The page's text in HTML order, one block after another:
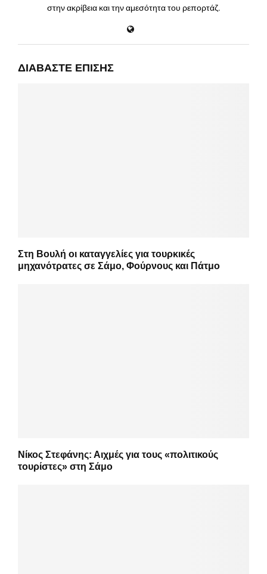
στην ακρίβεια και την αμεσότητα του ρεπορτάζ.
ΔΙΑΒΆΣΤΕ ΕΠΊΣΗΣ
Στη Βουλή οι καταγγελίες για τουρκικές
μηχανότρατες σε Σάμο, Φούρνους και Πάτμο
Νίκος Στεφάνης: Αιχμές για τους «πολιτικούς
τουρίστες» στη Σάμο